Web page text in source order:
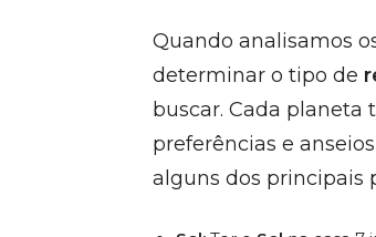
Quando analisamos
determinar o tipo de
buscar. Cada planeta
preferências e
alguns dos principais